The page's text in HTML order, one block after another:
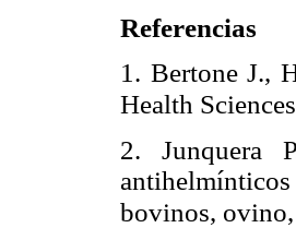
Referencias
1. Bertone J.,
Health
2. Junquera
bovinos,